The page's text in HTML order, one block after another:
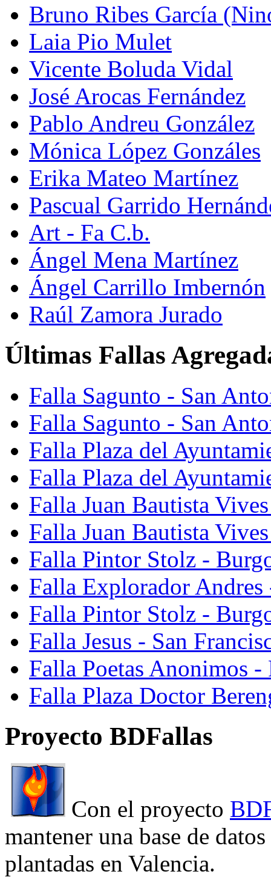
Bruno Ribes García
Laia Pio Mulet
Vicente Boluda Vidal
José Arocas Fernández
Pablo Andreu González
Mónica López Gonzáles
Erika Mateo Martínez
Pascual Garrido
Art - Fa C.b.
Ángel Mena Martínez
Ángel Carrillo Imbernón
Raúl Zamora Jurado
Últimas Fallas
Falla Sagunto - San
Falla Sagunto - San
Falla Plaza del
Falla Plaza del
Falla Juan Bautista
Falla Juan Bautista
Falla Pintor Stolz -
Falla Explorador Andres
Falla Pintor Stolz -
Falla Jesus - San
Falla Poetas Anonimos
Falla Plaza Doctor
Proyecto BDFallas
Con el proyecto
mantener una base de
plantadas en Valencia.